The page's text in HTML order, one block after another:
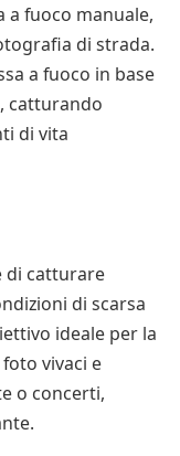
a fuoco manuale,
di strada.
a fuoco in base
catturando
di vita
di catturare
di scarsa
ideale per la
vivaci e
o concerti,